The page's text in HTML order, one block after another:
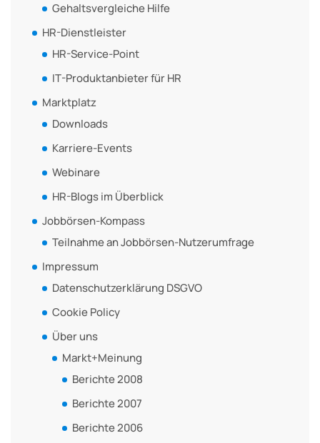
Gehaltsvergleiche Hilfe
HR-Dienstleister
HR-Service-Point
IT-Produktanbieter für HR
Marktplatz
Downloads
Karriere-Events
Webinare
HR-Blogs im Überblick
Jobbörsen-Kompass
Teilnahme an Jobbörsen-Nutzerumfrage
Impressum
Datenschutzerklärung DSGVO
Cookie Policy
Über uns
Markt+Meinung
Berichte 2008
Berichte 2007
Berichte 2006